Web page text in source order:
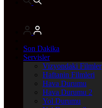
Son Dakika
Servisler
Vizyondaki Filmler
Haftanin Filmleri
Hava Durumu
Hava Durumu 2
Yol Durumu